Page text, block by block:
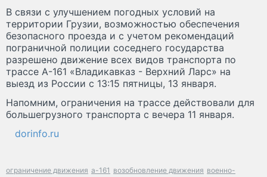
В связи с улучшением погодных условий на
территории Грузии, возможностью обеспечения
безопасного проезда и с учетом рекомендаций
пограничной полиции соседнего государства
разрешено движение всех видов транспорта по
трассе А-161 «Владикавказ - Верхний Ларс» на
выезд из России с 13:15 пятницы, 13 января.
Напомним, ограничения на трассе действовали для
большегрузного транспорта с вечера 11 января.
dorinfo.ru
ограничение движения а-161 возобновление движения военно-